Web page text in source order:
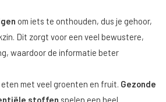
om iets te onthouden, dus je gehoor,
Dit zorgt voor een veel bewustere,
waardoor de informatie beter
met veel groenten en fruit. Gezonde
stoffen spelen een heel